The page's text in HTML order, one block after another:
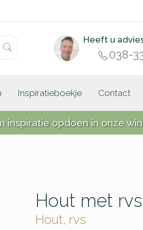
Heeft u
038-
Inspiratieboekje Contact
inspiratie opdoen in onze
Hout met
Hout, rvs